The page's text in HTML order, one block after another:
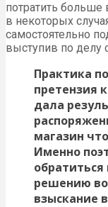
потратить
в некоторых
самостоятельно
выступив по делу
Практика
претензия
дала
магазин
Именно
обратиться
решению
взыскание